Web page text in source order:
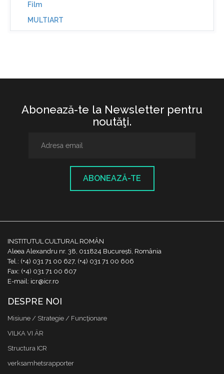
Film
MULTIART
Abonează-te la Newsletter pentru
noutăţi.
ABONEAZĂ-TE
INSTITUTUL CULTURAL ROMÂN
Aleea Alexandru nr. 38, 011824 București, România
Tel.: (+4) 031 71 00 627, (+4) 031 71 00 606
Fax: (+4) 031 71 00 607
E-mail: icr@icr.ro
DESPRE NOI
Misiune / Strategie / Funcţionare
VILKA VI ÄR
Structura ICR
verksamhetsrapporter